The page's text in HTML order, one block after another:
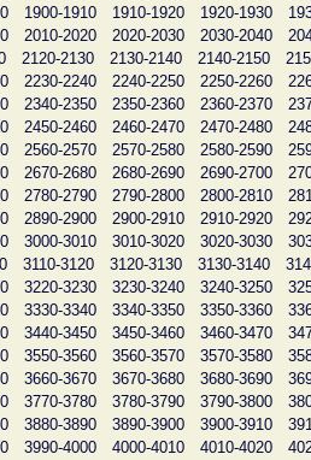
1900-1910 1910-1920 1920-1930
2010-2020 2020-2030 2030-2040
2120-2130 2130-2140 2140-2150
2230-2240 2240-2250 2250-2260
2340-2350 2350-2360 2360-2370
2450-2460 2460-2470 2470-2480
2560-2570 2570-2580 2580-2590
2670-2680 2680-2690 2690-2700
2780-2790 2790-2800 2800-2810
2890-2900 2900-2910 2910-2920
3000-3010 3010-3020 3020-3030
3110-3120 3120-3130 3130-3140
3220-3230 3230-3240 3240-3250
3330-3340 3340-3350 3350-3360
3440-3450 3450-3460 3460-3470
3550-3560 3560-3570 3570-3580
3660-3670 3670-3680 3680-3690
3770-3780 3780-3790 3790-3800
3880-3890 3890-3900 3900-3910
3990-4000 4000-4010 4010-4020